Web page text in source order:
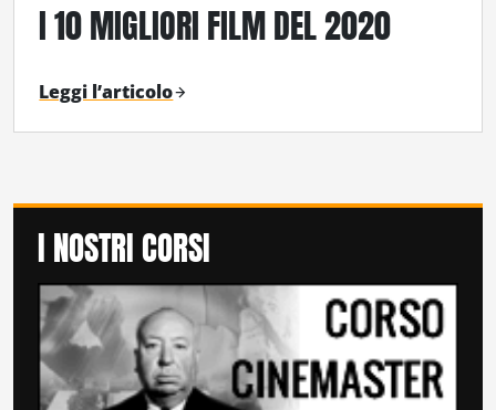
I 10 MIGLIORI FILM DEL 2020
Leggi l’articolo
I NOSTRI CORSI